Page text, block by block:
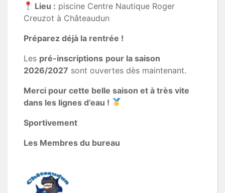
Lieu : piscine Centre Nautique Roger
Creuzot à Châteaudun
Préparez déjà la rentrée !
Les pré-inscriptions pour la saison
2026/2027 sont ouvertes dès maintenant.
Merci pour cette belle saison et à très vite
dans les lignes d’eau !
Sportivement
Les Membres du bureau